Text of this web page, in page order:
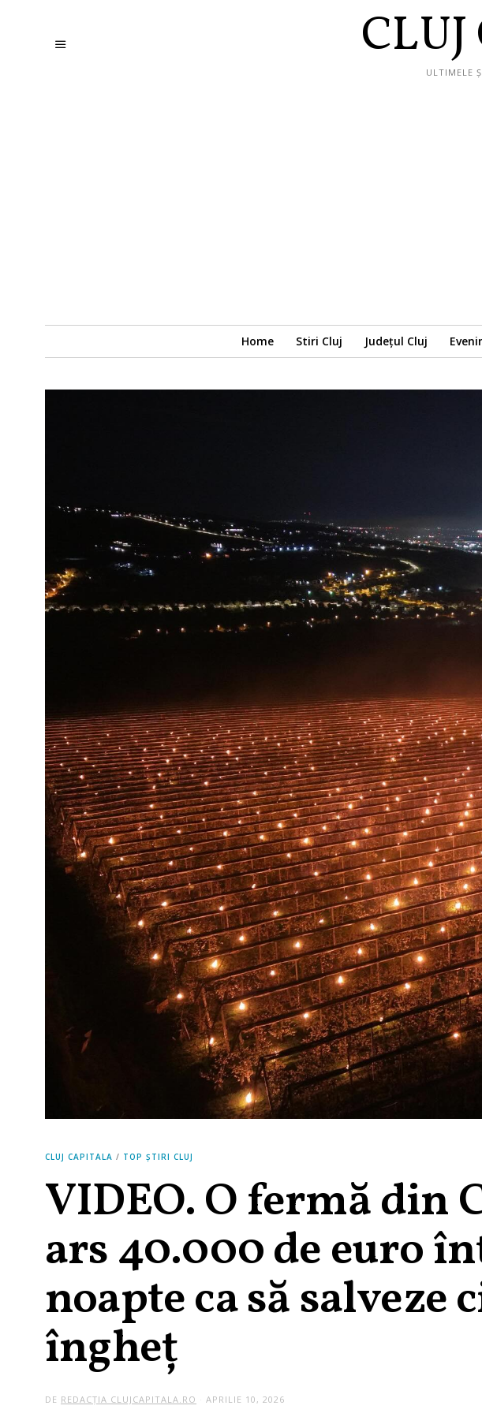
ULTIMELE
Home Stiri Cluj Județul Cluj
CLUJ CAPITALA / TOP ȘTIRI CLUJ
VIDEO. O fermă din
ars 40.000 de euro
noapte ca să salveze
îngheț
DE REDACȚIA CLUJCAPITALA.RO APRILIE 10, 2026